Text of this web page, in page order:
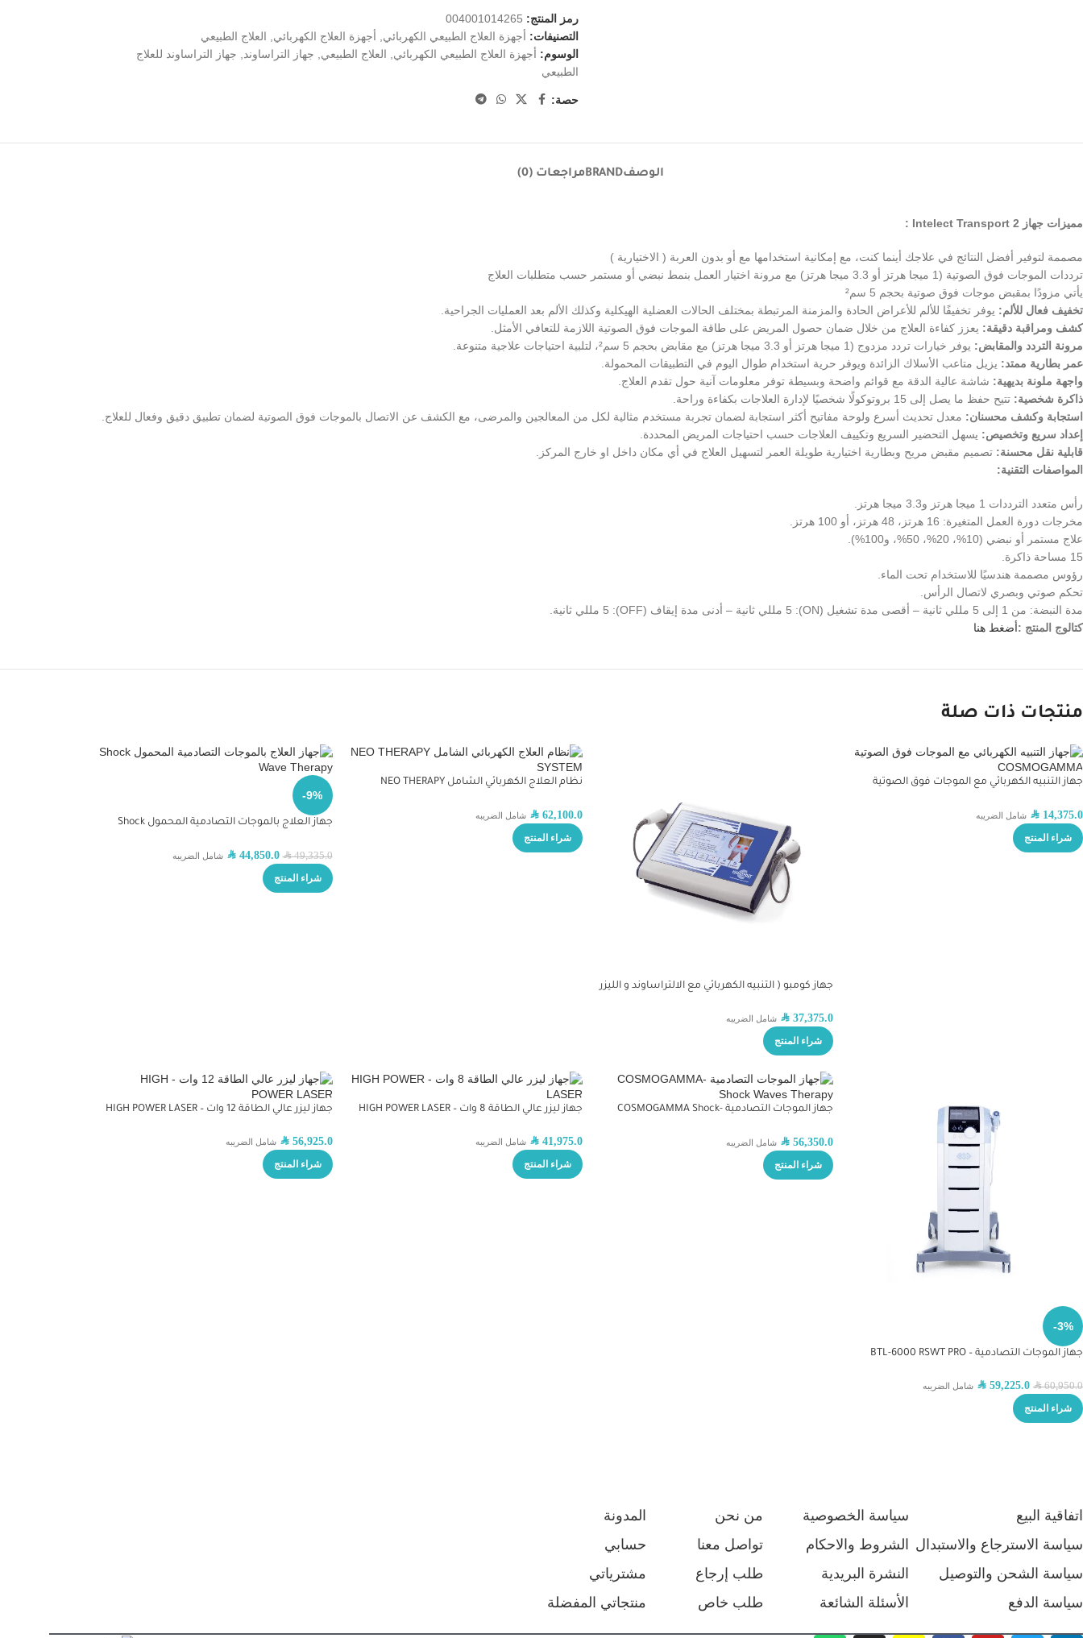
رمز المنتج: 004001014265
التصنيفات: أجهزة العلاج الطبيعي الكهربائي أجهزة العلاج الكهربائي
العلاج الطبيعي
الوسوم: أجهزة العلاج الطبيعي الكهربائي العلاج الطبيعي جهاز التراساوند
جهاز التراساوند للعلاج
الطبيعي
حصة:
الوصفBRANDمراجعات (0)
مميزات جهاز Intelect Transport 2 :
مصممة لتوفير أفضل النتائج في علاجك أينما كنت، مع إمكانية استخدامها مع أو بدون العربة ( الاختيارية )
ترددات الموجات فوق الصوتية (1 ميجا هرتز أو 3.3 ميجا هرتز) مع مرونة اختيار العمل بنمط نبضي أو مستمر حسب متطلبات العلاج
يأتي مزودًا بمقبض موجات فوق صوتية بحجم 5 سم²
تخفيف فعال للألم: يوفر تخفيفًا للألم للأعراض الحادة والمزمنة المرتبطة بمختلف الحالات العضلية الهيكلية وكذلك الألم بعد العمليات الجراحية.
كشف ومراقبة دقيقة: يعزز كفاءة العلاج من خلال ضمان حصول المريض على طاقة الموجات فوق الصوتية اللازمة للتعافي الأمثل.
مرونة التردد والمقابض: يوفر خيارات تردد مزدوج (1 ميجا هرتز أو 3.3 ميجا هرتز) مع مقابض بحجم 5 سم²، لتلبية احتياجات علاجية متنوعة.
عمر بطارية ممتد: يزيل متاعب الأسلاك الزائدة ويوفر حرية استخدام طوال اليوم في التطبيقات المحمولة.
واجهة ملونة بديهية: شاشة عالية الدقة مع قوائم واضحة وبسيطة توفر معلومات آنية حول تقدم العلاج.
ذاكرة شخصية: تتيح حفظ ما يصل إلى 15 بروتوكولًا شخصيًا لإدارة العلاجات بكفاءة وراحة.
استجابة وكشف محسنان: معدل تحديث أسرع ولوحة مفاتيح أكثر استجابة لضمان تجربة مستخدم مثالية لكل من المعالجين والمرضى، مع الكشف عن الاتصال بالموجات فوق الصوتية لضمان تطبيق دقيق وفعال للعلاج.
إعداد سريع وتخصيص: يسهل التحضير السريع وتكييف العلاجات حسب احتياجات المريض المحددة.
قابلية نقل محسنة: تصميم مقبض مريح وبطارية اختيارية طويلة العمر لتسهيل العلاج في أي مكان داخل او خارج المركز.
المواصفات التقنية:
رأس متعدد الترددات 1 ميجا هرتز و3.3 ميجا هرتز.
مخرجات دورة العمل المتغيرة: 16 هرتز، 48 هرتز، أو 100 هرتز.
علاج مستمر أو نبضي (10%، 20%، 50%، و100%).
15 مساحة ذاكرة.
رؤوس مصممة هندسيًا للاستخدام تحت الماء.
تحكم صوتي وبصري لاتصال الرأس.
مدة النبضة: من 1 إلى 5 مللي ثانية – أقصى مدة تشغيل (ON): 5 مللي ثانية – أدنى مدة إيقاف (OFF): 5 مللي ثانية.
كتالوج المنتج :أضغط هنا
منتجات ذات صلة
جهاز التنبيه الكهربائي مع الموجات فوق الصوتية
SAR 14,375.0 شامل الضريبه
شراء المنتج
جهاز كومبو ( التنبيه الكهربائي مع الالتراساوند و الليزر
SAR37,375.0 شامل الضريبه
شراء المنتج
نظام العلاج الكهربائي الشامل NEO THERAPY
SAR 62,100.0 شامل الضريبه
شراء المنتج
-9%
جهاز العلاج بالموجات التصادمية المحمول Shock
SAR49,335.0
SAR44,850.0 شامل الضريبه
شراء المنتج
-3%
جهاز الموجات التصادمية – BTL-6000 RSWT PRO
SAR60,950.0
SAR 59,225.0 شامل الضريبه
شراء المنتج
جهاز الموجات التصادمية -COSMOGAMMA Shock
SAR56,350.0 شامل الضريبه
شراء المنتج
جهاز ليزر عالي الطاقة 8 وات – HIGH POWER LASER
SAR 41,975.0 شامل الضريبه
شراء المنتج
جهاز ليزر عالي الطاقة 12 وات – HIGH POWER LASER
SAR56,925.0 شامل الضريبه
شراء المنتج
اتفاقية البيع
سياسة الاسترجاع والاستبدال
سياسة الشحن والتوصيل
سياسة الدفع
سياسة الخصوصية
الشروط والاحكام
النشرة البريدية
الأسئلة الشائعة
من نحن
تواصل معنا
طلب إرجاع
طلب خاص
المدونة
حسابي
مشترياتي
منتجاتي المفضلة